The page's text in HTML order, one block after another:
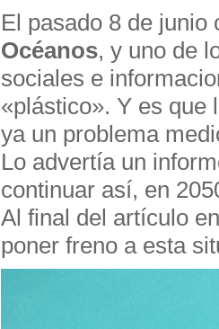
El pasado 8 de
Océanos, y uno de
sociales e
«plástico». Y es que
ya un problema
Lo advertía un
continuar así, en
Al final del artículo
poner freno a esta